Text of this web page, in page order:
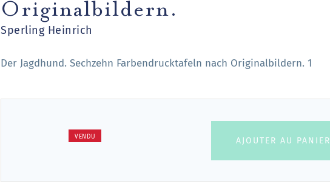
Originalbildern.
Sperling Heinrich
Der Jagdhund. Sechzehn Farbendrucktafeln nach Originalbildern. 1
VENDU AJOUTER AU PANIER